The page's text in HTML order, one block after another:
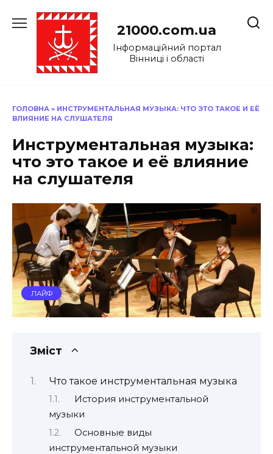
до
21000.com.ua
Інформаційний портал
Вінниці і області
ГОЛОВНА » ИНСТРУМЕНТАЛЬНАЯ МУЗЫКА: ЧТО ЭТО ТАКОЕ И ЕЁ
ВЛИЯНИЕ НА СЛУШАТЕЛЯ
Инструментальная музыка:
что это такое и её влияние
на слушателя
ЛАЙФ
Зміст
Что такое инструментальная музыка
История инструментальной
музыки
Основные виды
инструментальной музыки